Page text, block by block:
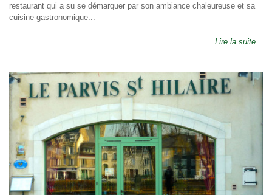
restaurant qui a su se démarquer par son ambiance chaleureuse et sa
cuisine gastronomique...
Lire la suite...